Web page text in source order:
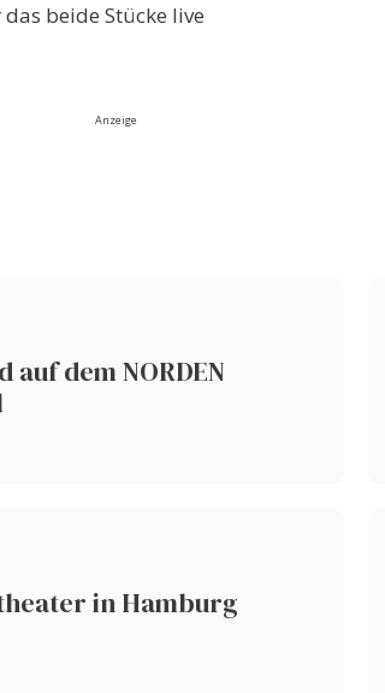
beide Stücke live
Anzeige
auf dem NORDEN
in Hamburg